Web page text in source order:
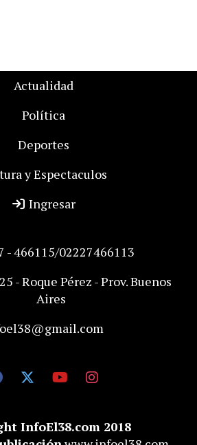
Actualidad
Política
Deportes
y Espectaculos
Ingresar
InfoEl38.com 2018
- 466115/02227466113
- Roque Pérez - Prov. Buenos
Aires